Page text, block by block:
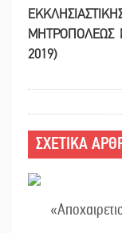
ΜΗΤΡΟΠΟΛΕΩΣ
2019)
ΣΧΕΤΙΚΑ